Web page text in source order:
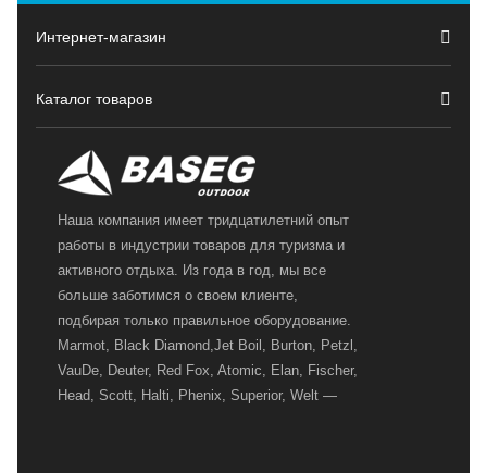
Интернет-магазин
Каталог товаров
Наша компания имеет тридцатилетний опыт
работы в индустрии товаров для туризма и
активного отдыха. Из года в год, мы все
больше заботимся о своем клиенте,
подбирая только правильное оборудование.
Marmot, Black Diamond,Jet Boil, Burton, Petzl,
VauDe, Deuter, Red Fox, Atomic, Elan, Fischer,
Head, Scott, Halti, Phenix, Superior, Welt —